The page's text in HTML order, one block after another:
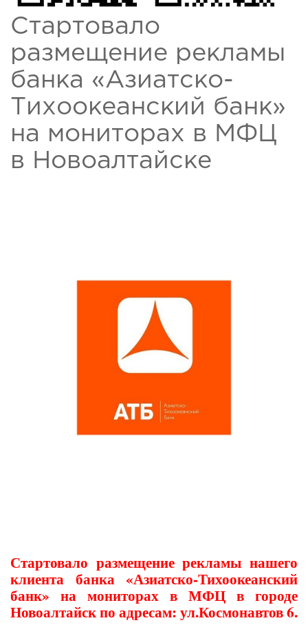
Стартовало
размещение рекламы
банка «Азиатско-
Тихоокеанский банк»
на мониторах в МФЦ
в Новоалтайске
Стартовало размещение рекламы нашего
клиента банка «Азиатско-Тихоокеанский
банк» на мониторах в МФЦ в городе
Новоалтайск по адресам: ул.Космонавтов 6.